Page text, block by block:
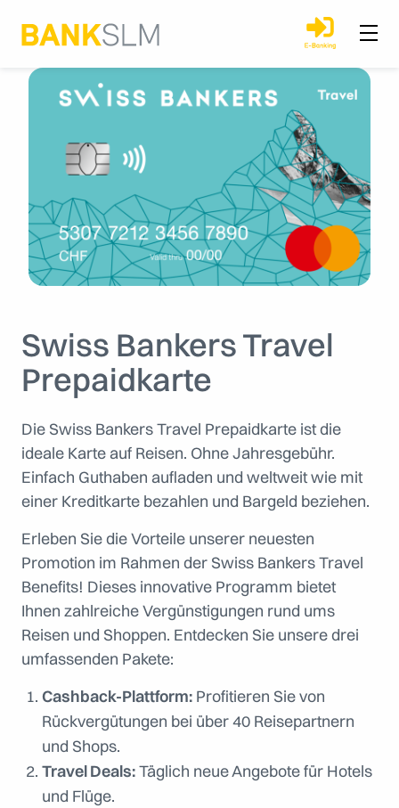
Swiss Bankers Travel
Prepaidkarte
Die Swiss Bankers Travel Prepaidkarte ist die
ideale Karte auf Reisen. Ohne Jahresgebühr.
Einfach Guthaben aufladen und weltweit wie mit
einer Kreditkarte bezahlen und Bargeld beziehen.
Erleben Sie die Vorteile unserer neuesten
Promotion im Rahmen der Swiss Bankers Travel
Benefits! Dieses innovative Programm bietet
Ihnen zahlreiche Vergünstigungen rund ums
Reisen und Shoppen. Entdecken Sie unsere drei
umfassenden Pakete:
Cashback-Plattform:Profitieren Sie von
Rückvergütungen bei über 40 Reisepartnern
und Shops.
Travel Deals:Täglich neue Angebote für Hotels
und Flüge.